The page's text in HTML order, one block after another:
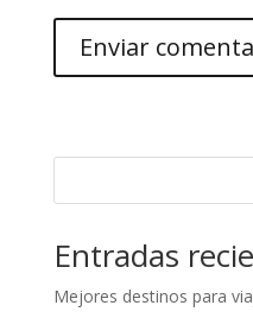
Entradas
Mejores destinos para